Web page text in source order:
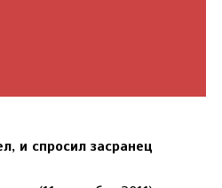
и спросил засранец